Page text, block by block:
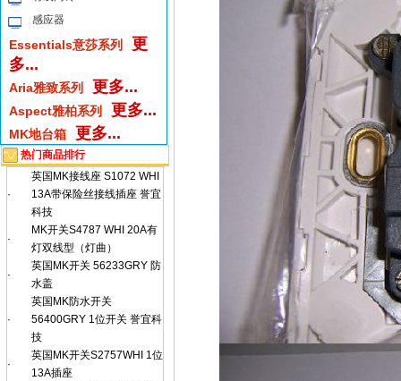
感应器
Essentials意莎系列
更
多...
Aria雅致系列 更多...
Aspect雅柏系列 更多...
MK地台箱 更多...
热门商品排行
·
英国MK接线座 S1072 WHI
13A带保险丝接线插座 誉宜
科技
·
MK开关S4787 WHI 20A有
灯双线型（灯曲）
·
英国MK开关 56233GRY 防
水盖
·
英国MK防水开关
56400GRY 1位开关 誉宜科
技
·
英国MK开关S2757WHI 1位
13A插座